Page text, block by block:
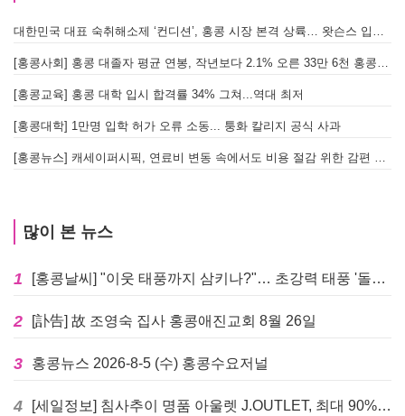
[홍콩교육] 홍콩 대학 입시 합격률 34% 그쳐...역대 최저
[홍콩대학] 1만명 입학 허가 오류 소동... 퉁화 칼리지 공식 사과
많이 본 뉴스
1 [홍콩날씨] "이웃 태풍까지 삼키나?"… 초강력 태풍 '돌핀' 세력 재확장
2 [訃告] 故 조영숙 집사 홍콩애진교회 8월 26일
3 홍콩뉴스 2026-8-5 (수) 홍콩수요저널
4 [세일정보] 침사추이 명품 아울렛 J.OUTLET, 최대 90% 빅 세일 진행